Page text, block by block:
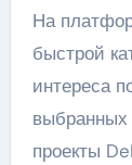
На
быстрой
интереса
выбранных
проекты